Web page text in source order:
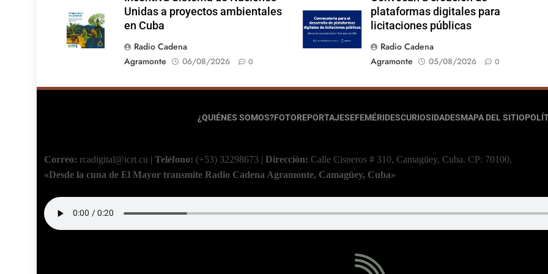
Unidas a proyectos ambientales
en Cuba
Radio Cadena
Agramonte
06/08/2026 0
plataformas digitales para
licitaciones públicas
Radio Cadena
Agramonte
05/08/2026 0
¿QUIÉNES SOMOS?FOTOREPORTAJESEFEMÉRIDESCURIOSIDADESMAPA DEL SITIO
Correo: rcadigital@icrt.cu | Teléfono: (+53) 32298673 | Dirección: Calle Cisneros # 310, Camagüey, Cuba. CP: 70100.
«Desde la cuna de El Mayor transmite Radio Cadena Agramonte, Camagüey, Cuba»